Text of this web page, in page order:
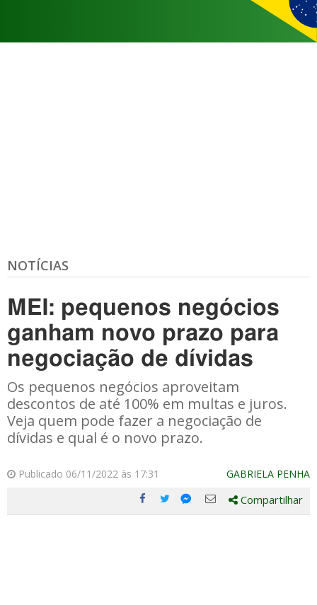
NOTÍCIAS
MEI: pequenos negócios
ganham novo prazo para
negociação de dívidas
Os pequenos negócios aproveitam
descontos de até 100% em multas e juros.
Veja quem pode fazer a negociação de
dívidas e qual é o novo prazo.
Publicado 06/11/2022 às 17:31 GABRIELA PENHA
Compartilhe
Compartilhe
Compartilhe
Compartilhe
Compartilhar